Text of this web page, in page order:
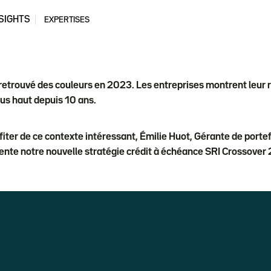
EXPERTISES
des couleurs en 2023. Les entreprises montrent leur
haut depuis 10 ans.
de ce contexte intéressant, Émilie Huot, Gérante de
notre nouvelle stratégie crédit à échéance SRI Crossover